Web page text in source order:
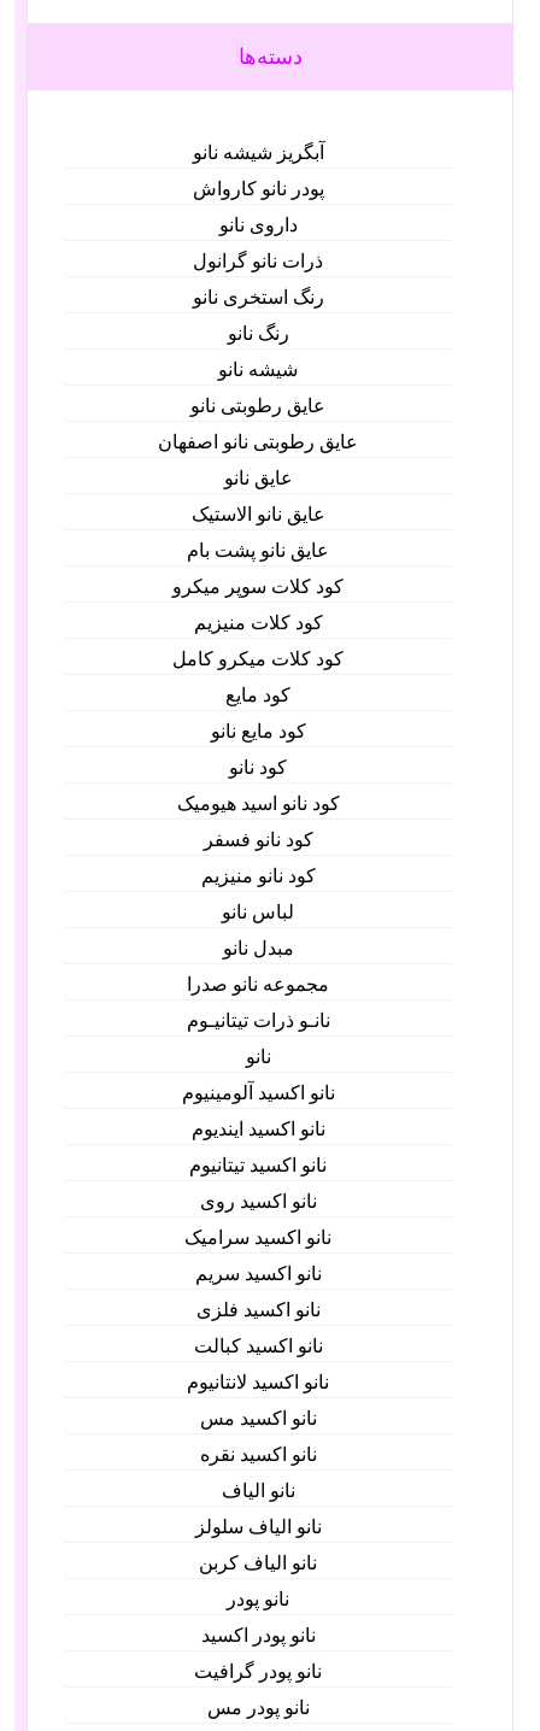
دسته‌ها
آبگریز شیشه نانو
پودر نانو کارواش
داروی نانو
ذرات نانو گرانول
رنگ استخری نانو
رنگ نانو
شیشه نانو
عایق رطوبتی نانو
عایق رطوبتی نانو اصفهان
عایق نانو
عایق نانو الاستیک
عایق نانو پشت بام
کود کلات سوپر میکرو
کود کلات منیزیم
کود کلات میکرو کامل
کود مایع
کود مایع نانو
کود نانو
کود نانو اسید هیومیک
کود نانو فسفر
کود نانو منیزیم
لباس نانو
مبدل نانو
مجموعه نانو صدرا
نانـو ذرات تیتانیـوم
نانو
نانو اکسید آلومینیوم
نانو اکسید ایندیوم
نانو اکسید تیتانیوم
نانو اکسید روی
نانو اکسید سرامیک
نانو اکسید سریم
نانو اکسید فلزی
نانو اکسید کبالت
نانو اکسید لانتانیوم
نانو اکسید مس
نانو اکسید نقره
نانو الیاف
نانو الیاف سلولز
نانو الیاف کربن
نانو پودر
نانو پودر اکسید
نانو پودر گرافیت
نانو پودر مس